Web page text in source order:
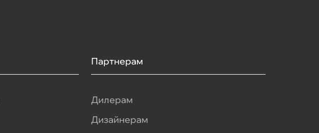
Партнерам
Дилерам
Дизайнерам